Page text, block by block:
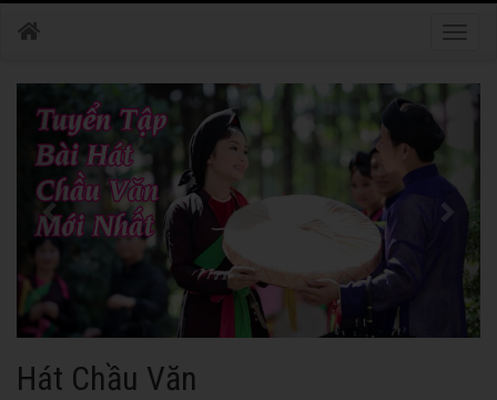
Hát Chầu Văn